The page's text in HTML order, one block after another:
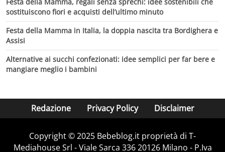
sostituiscono fiori e acquisti dell’ultimo minuto
Festa della Mamma in Italia, la doppia nascita tra Bordighera e
Assisi
Alternative ai succhi confezionati: idee semplici per far bere e
mangiare meglio i bambini
Redazione Privacy Policy Disclaimer
Copyright © 2025 Bebeblog.it proprietà di T-
Mediahouse Srl - Viale Sarca 336 20126 Milano - P.Iva